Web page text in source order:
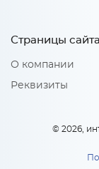
Страницы сайта
О компании
Реквизиты
© 2026,